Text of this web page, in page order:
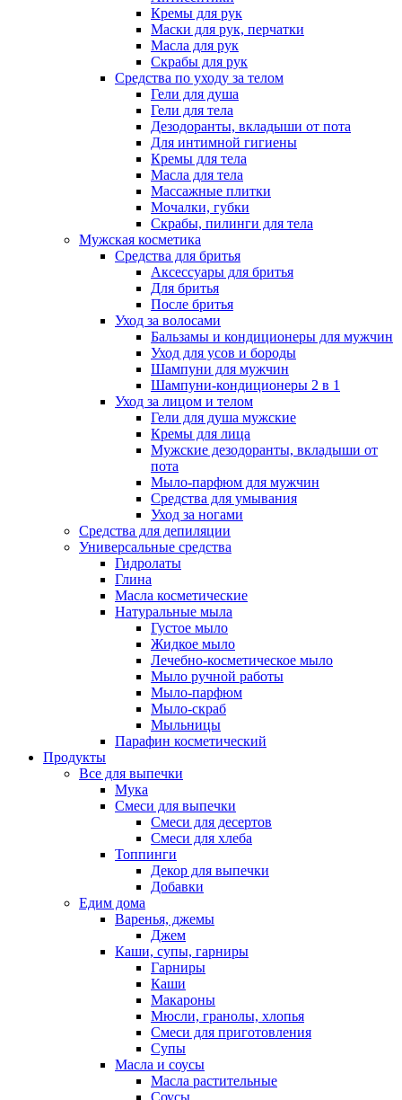
Кремы для рук
Маски для рук, перчатки
Масла для рук
Скрабы для рук
Средства по уходу за телом
Гели для душа
Гели для тела
Дезодоранты, вкладыши от пота
Для интимной гигиены
Кремы для тела
Масла для тела
Массажные плитки
Мочалки, губки
Скрабы, пилинги для тела
Мужская косметика
Средства для бритья
Аксессуары для бритья
Для бритья
После бритья
Уход за волосами
Бальзамы и кондиционеры для мужчин
Уход для усов и бороды
Шампуни для мужчин
Шампуни-кондиционеры 2 в 1
Уход за лицом и телом
Гели для душа мужские
Кремы для лица
Мужские дезодоранты, вкладыши от
пота
Мыло-парфюм для мужчин
Средства для умывания
Уход за ногами
Средства для депиляции
Универсальные средства
Гидролаты
Глина
Масла косметические
Натуральные мыла
Густое мыло
Жидкое мыло
Лечебно-косметическое мыло
Мыло ручной работы
Мыло-парфюм
Мыло-скраб
Мыльницы
Парафин косметический
Продукты
Все для выпечки
Мука
Смеси для выпечки
Смеси для десертов
Смеси для хлеба
Топпинги
Декор для выпечки
Добавки
Едим дома
Варенья, джемы
Джем
Каши, супы, гарниры
Гарниры
Каши
Макароны
Мюсли, гранолы, хлопья
Смеси для приготовления
Супы
Масла и соусы
Масла растительные
Соусы